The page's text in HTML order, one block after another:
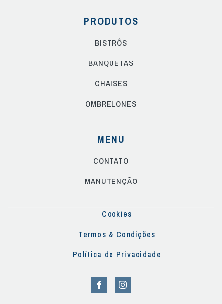
PRODUTOS
BISTRÔS
BANQUETAS
CHAISES
OMBRELONES
MENU
CONTATO
MANUTENÇÃO
Cookies
Termos & Condições
Política de Privacidade